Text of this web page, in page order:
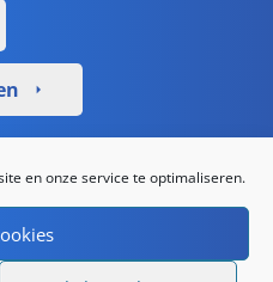
en onze service te optimaliseren.
arrow_right